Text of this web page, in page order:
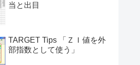
当と出目
TARGET Tips 「ＺＩ値を外
部指数として使う」